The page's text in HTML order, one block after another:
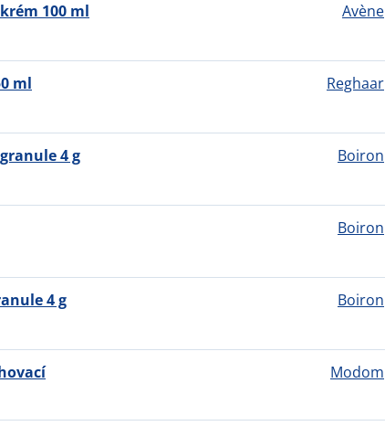
100 ml Avène
ml Reghaar
4 g Boiron
Boiron
4 g Boiron
Modom